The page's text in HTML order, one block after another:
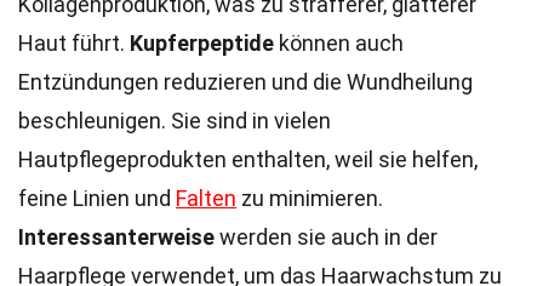
Haut führt. Kupferpeptide können auch
Entzündungen reduzieren und die Wundheilung
beschleunigen. Sie sind in vielen
Hautpflegeprodukten enthalten, weil sie helfen,
feine Linien und Falten zu minimieren.
Interessanterweisewerden sie auch in der
Haarpflege verwendet, um das Haarwachstum zu